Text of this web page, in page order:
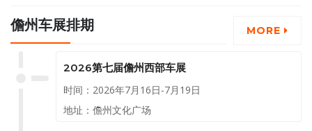
儋州车展排期 MORE
2026第七届儋州西部车展
时间：2026年7月16日-7月19日
地址：儋州文化广场